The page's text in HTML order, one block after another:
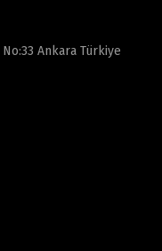
Ankara Türkiye